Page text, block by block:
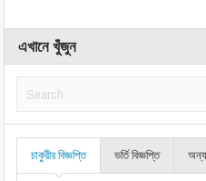
এখানে খুঁজুন
চাকুরীর বিজ্ঞপ্তি ভর্তি বিজ্ঞপ্তি